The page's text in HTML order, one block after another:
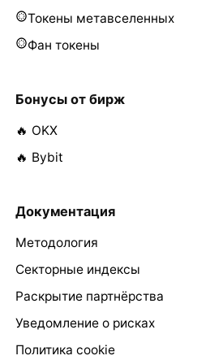
Токены метавселенных
Фан токены
Бонусы от бирж
🔥 OKX
🔥 Bybit
Документация
Методология
Секторные индексы
Раскрытие партнёрства
Уведомление о рисках
Политика cookie